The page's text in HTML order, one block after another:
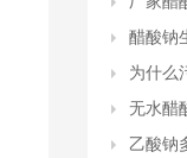
醋酸钠